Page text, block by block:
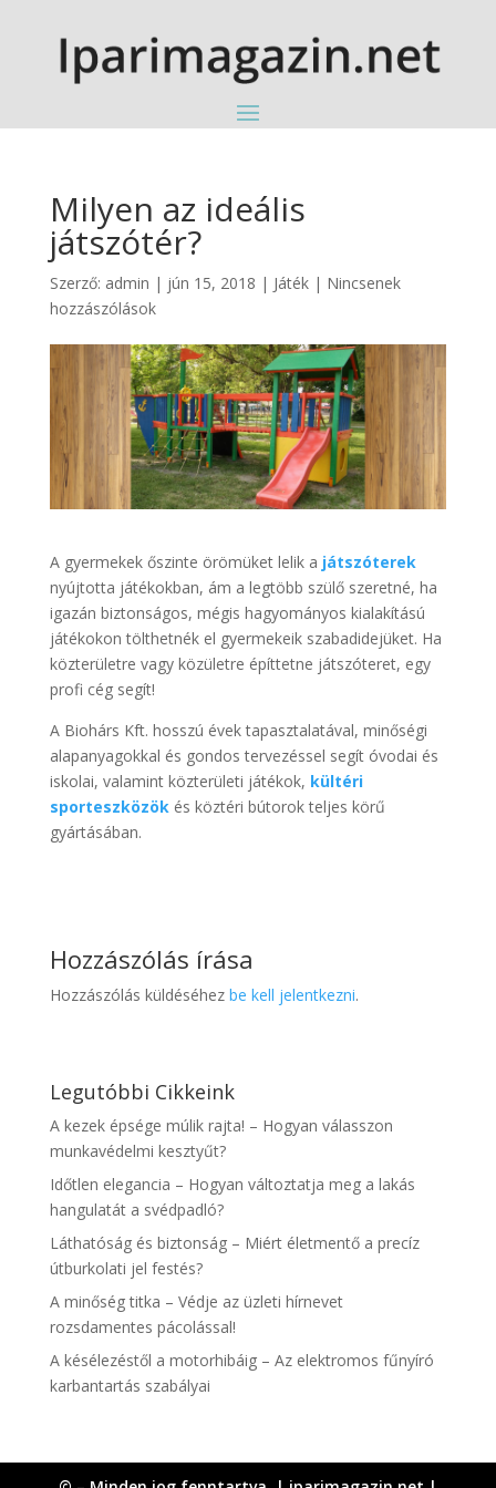
Milyen az ideális
játszótér?
Szerző: admin | jún 15, 2018 | Játék| Nincsenek
hozzászólások
A gyermekek őszinte örömüket lelik a játszóterek
nyújtotta játékokban, ám a legtöbb szülő szeretné, ha
igazán biztonságos, mégis hagyományos kialakítású
játékokon tölthetnék el gyermekeik szabadidejüket. Ha
közterületre vagy közületre építtetne játszóteret, egy
profi cég segít!
A Biohárs Kft. hosszú évek tapasztalatával, minőségi
alapanyagokkal és gondos tervezéssel segít óvodai és
iskolai, valamint közterületi játékok, kültéri
sporteszközökés köztéri bútorok teljes körű
gyártásában.
Hozzászólás írása
Hozzászólás küldéséhez be kell jelentkezni.
Legutóbbi Cikkeink
A kezek épsége múlik rajta! – Hogyan válasszon
munkavédelmi kesztyűt?
Időtlen elegancia – Hogyan változtatja meg a lakás
hangulatát a svédpadló?
Láthatóság és biztonság – Miért életmentő a precíz
útburkolati jel festés?
A minőség titka – Védje az üzleti hírnevet
rozsdamentes pácolással!
A késélezéstől a motorhibáig – Az elektromos fűnyíró
karbantartás szabályai